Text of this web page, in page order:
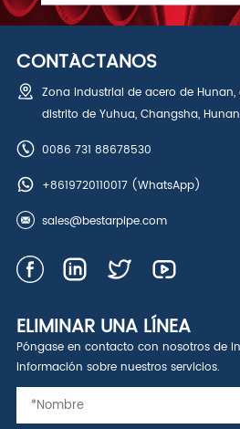
CONTÁCTANOS
Zona industrial de acero de
distrito de Yuhua, Changsha,
0086 731 88678530
+8619720110017(WhatsApp)
sales@bestarpipe.com
ELIMINAR UNA LÍNEA
Póngase en contacto con nosotros de
información sobre nuestros servicios.